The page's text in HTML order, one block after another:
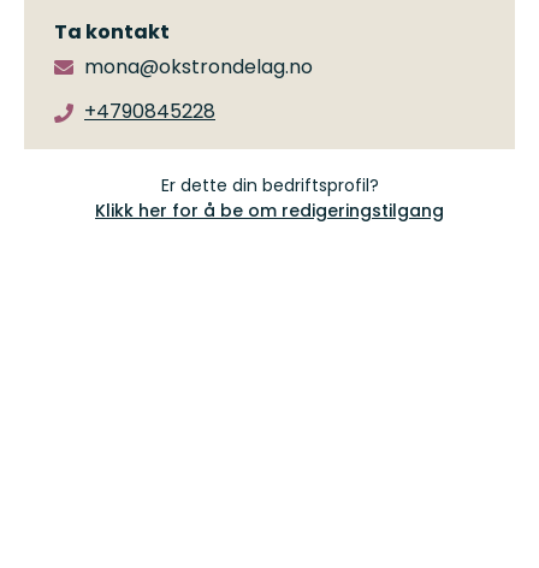
Ta kontakt
mona@okstrondelag.no
+4790845228
Er dette din bedriftsprofil?
Klikk her for å be om redigeringstilgang